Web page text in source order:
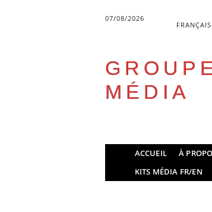
07/08/2026
FRANÇAIS
MÉDIA
Main menu
ACCUEIL À
KITS MÉDIA FR/EN